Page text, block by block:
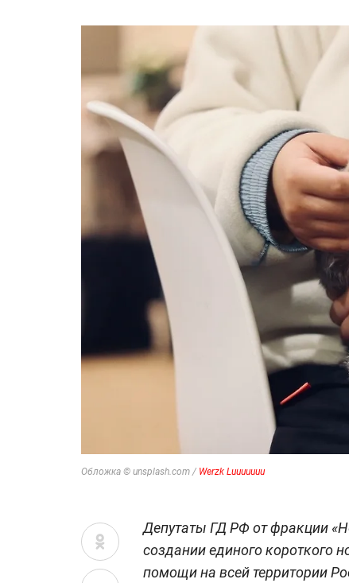
Обложка © unsplash.com / Werzk Luuuuuuu
Депутаты ГД РФ от фракции
создании единого короткого
помощи на всей территории